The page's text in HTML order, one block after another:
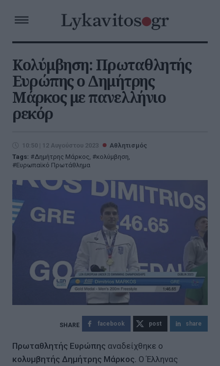
Κολύμβηση: Πρωταθλητής
Ευρώπης ο Δημήτρης
Μάρκος με πανελλήνιο
ρεκόρ
10:50 | 12 Αυγούστου 2023
Αθλητισμός
Tags:
Δημήτρης Μάρκος, κολύμβηση,
Ευρωπαϊκό Πρωτάθλημα
facebook post share
Πρωταθλητής Ευρώπης αναδείχθηκε ο
κολυμβητής Δημήτρης Μάρκος. Ο Έλληνας